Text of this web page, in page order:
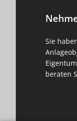
Sie
beraten